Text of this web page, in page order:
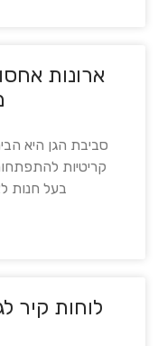
ארונות
סביבת הגן היא
קריטיות
בעל חנות
לוחות קיר